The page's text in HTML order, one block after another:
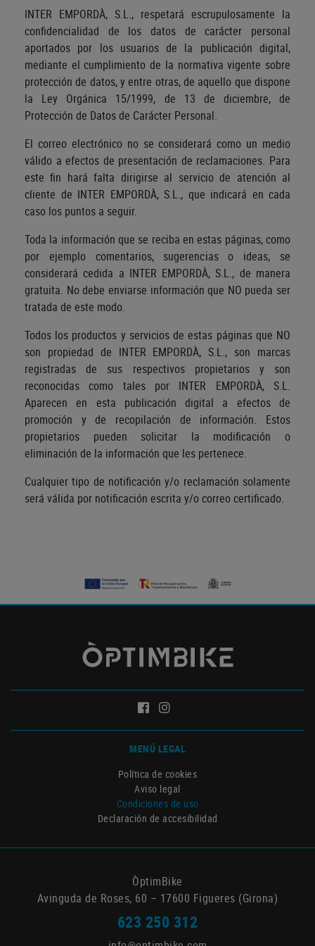
INTER EMPORDÀ, S.L., respetará escrupulosamente la
confidencialidad de los datos de carácter personal
aportados por los usuarios de la publicación digital,
mediante el cumplimiento de la normativa vigente sobre
protección de datos, y entre otras, de aquello que dispone
la Ley Orgánica 15/1999, de 13 de diciembre, de
Protección de Datos de Carácter Personal.
El correo electrónico no se considerará como un medio
válido a efectos de presentación de reclamaciones. Para
este fin hará falta dirigirse al servicio de atención al
cliente de INTER EMPORDÀ, S.L., que indicará en cada
caso los puntos a seguir.
Toda la información que se reciba en estas páginas, como
por ejemplo comentarios, sugerencias o ideas, se
considerará cedida a INTER EMPORDÀ, S.L., de manera
gratuita. No debe enviarse información que NO pueda ser
tratada de este modo.
Todos los productos y servicios de estas páginas que NO
son propiedad de INTER EMPORDÀ, S.L., son marcas
registradas de sus respectivos propietarios y son
reconocidas como tales por INTER EMPORDÀ, S.L.
Aparecen en esta publicación digital a efectos de
promoción y de recopilación de información. Estos
propietarios pueden solicitar la modificación o
eliminación de la información que les pertenece.
Cualquier tipo de notificación y/o reclamación solamente
será válida por notificación escrita y/o correo certificado.
MENÚ LEGAL
Política de cookies
Aviso legal
Condiciones de uso
Declaración de accesibilidad
ÒptimBike
Avinguda de Roses, 60 – 17600 Figueres (Girona)
623 250 312